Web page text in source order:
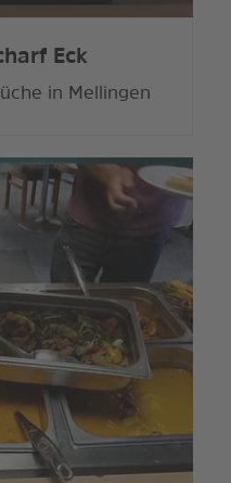
Eck
in Mellingen